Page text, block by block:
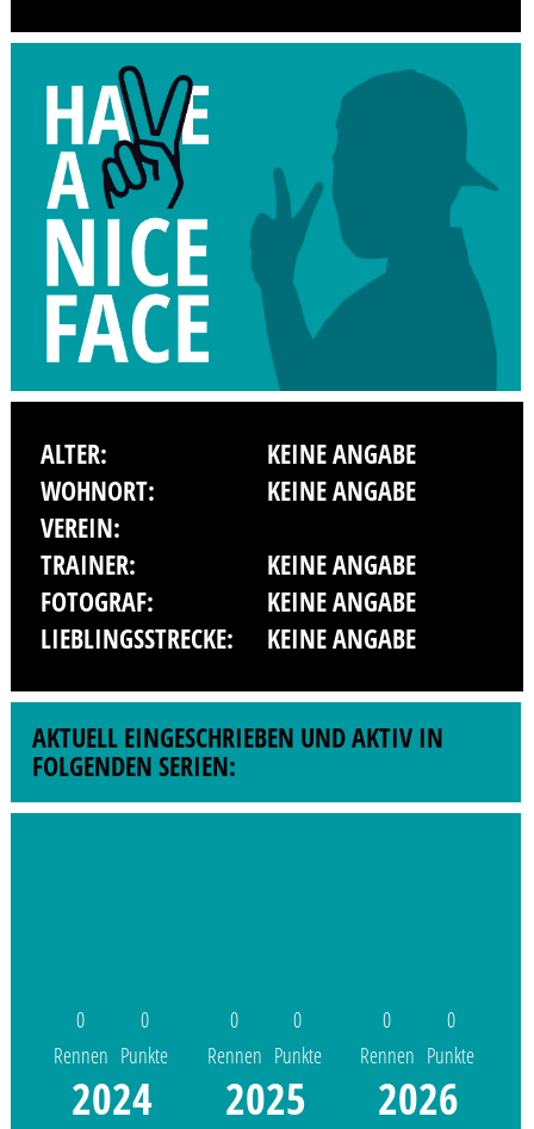
ALTER:
KEINE ANGABE
WOHNORT:
KEINE ANGABE
VEREIN:
TRAINER:
KEINE ANGABE
FOTOGRAF:
KEINE ANGABE
LIEBLINGSSTRECKE:
KEINE ANGABE
AKTUELL EINGESCHRIEBEN UND AKTIV IN
FOLGENDEN SERIEN:
0
Rennen
0
Punkte
2024
0
Rennen
0
Punkte
2025
0
Rennen
0
Punkte
2026